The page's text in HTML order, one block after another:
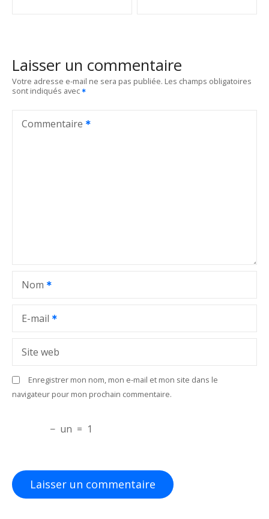
g
a
t
i
e
Laisser un commentaire
Votre adresse e-mail ne sera pas publiée. Les champs obligatoires
sont indiqués avec
Commentaire
Nom
E-mail
Site web
Enregistrer mon nom, mon e-mail et mon site dans le
navigateur pour mon prochain commentaire.
− un = 1